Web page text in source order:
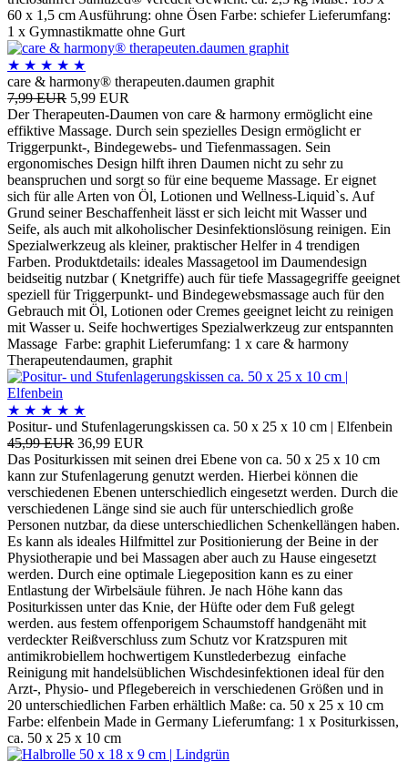
60 x 1,5 cm Ausführung: ohne Ösen Farbe: schiefer Lieferumfang:
1 x Gymnastikmatte ohne Gurt
★ ★ ★ ★ ★
care & harmony® therapeuten.daumen graphit
7,99 EUR 5,99 EUR
Der Therapeuten-Daumen von care & harmony ermöglicht eine
effiktive Massage. Durch sein spezielles Design ermöglicht er
Triggerpunkt-, Bindegewebs- und Tiefenmassagen. Sein
ergonomisches Design hilft ihren Daumen nicht zu sehr zu
beanspruchen und sorgt so für eine bequeme Massage. Er eignet
sich für alle Arten von Öl, Lotionen und Wellness-Liquid`s. Auf
Grund seiner Beschaffenheit lässt er sich leicht mit Wasser und
Seife, als auch mit alkoholischer Desinfektionslösung reinigen. Ein
Spezialwerkzeug als kleiner, praktischer Helfer in 4 trendigen
Farben. Produktdetails: ideales Massagetool im Daumendesign
beidseitig nutzbar ( Knetgriffe) auch für tiefe Massagegriffe geeignet
speziell für Triggerpunkt- und Bindegewebsmassage auch für den
Gebrauch mit Öl, Lotionen oder Cremes geeignet leicht zu reinigen
mit Wasser u. Seife hochwertiges Spezialwerkzeug zur entspannten
Massage Farbe: graphit Lieferumfang: 1 x care & harmony
Therapeutendaumen, graphit
★ ★ ★ ★ ★
Positur- und Stufenlagerungskissen ca. 50 x 25 x 10 cm | Elfenbein
45,99 EUR 36,99 EUR
Das Positurkissen mit seinen drei Ebene von ca. 50 x 25 x 10 cm
kann zur Stufenlagerung genutzt werden. Hierbei können die
verschiedenen Ebenen unterschiedlich eingesetzt werden. Durch die
verschiedenen Länge sind sie auch für unterschiedlich große
Personen nutzbar, da diese unterschiedlichen Schenkellängen haben.
Es kann als ideales Hilfmittel zur Positionierung der Beine in der
Physiotherapie und bei Massagen aber auch zu Hause eingesetzt
werden. Durch eine optimale Liegeposition kann es zu einer
Entlastung der Wirbelsäule führen. Je nach Höhe kann das
Positurkissen unter das Knie, der Hüfte oder dem Fuß gelegt
werden. aus festem offenporigem Schaumstoff handgenäht mit
verdeckter Reißverschluss zum Schutz vor Kratzspuren mit
antimikrobiellem hochwertigem Kunstlederbezug einfache
Reinigung mit handelsüblichen Wischdesinfektionen ideal für den
Arzt-, Physio- und Pflegebereich in verschiedenen Größen und in
20 unterschiedlichen Farben erhältlich Maße: ca. 50 x 25 x 10 cm
Farbe: elfenbein Made in Germany Lieferumfang: 1 x Positurkissen,
ca. 50 x 25 x 10 cm